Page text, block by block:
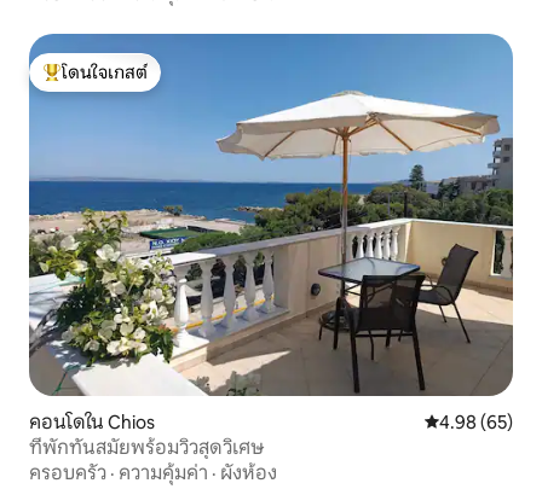
โดนใจเกสต์ที่สุด
โดนใจเกสต์
คอนโดใน Chios คะแนนเฉลี่ย
4.98 (65)
ที่พักทันสมัยพร้อมวิวสุดวิเศษ
ครอบครัว · ความคุ้มค่า · ผังห้อง